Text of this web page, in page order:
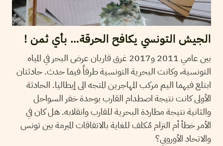
الجيش التونسي يكافح الحرقة… بأي ثمن !
بين عامي 2011 و2017 غرق قاربان عرض البحر في المياه
التونسية، وكانت البحرية التونسية طرفاً فيما حدث. حادثتان
ابتلع فيهما اليم مركب المهاجرين المتجه الى إيطاليا. الحادثة
الأولى كانت نتيجة اصطدام القارب بوحدة خفر السواحل
والثانية نتيجة مطاردة البحرية للقارب وانقلابه. هل كان في
الأمر خطأ أم التزام مُكلف للغاية بالاتفاقات المبرمة بين تونس
والاتحاد الأوروبي؟